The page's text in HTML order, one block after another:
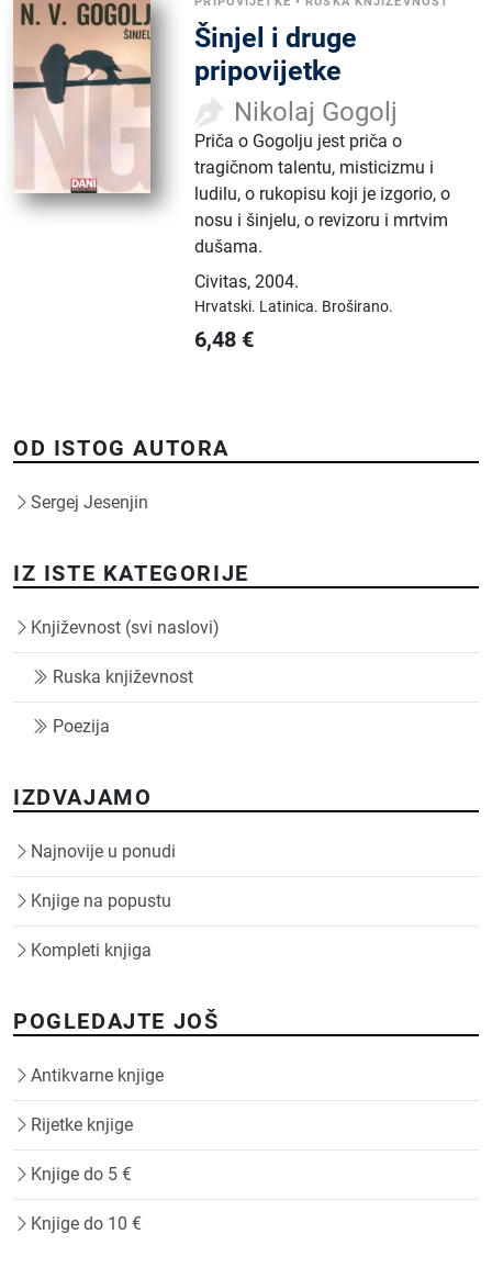
Šinjel i druge
pripovijetke
Nikolaj Gogolj
Priča o Gogolju jest priča o
tragičnom talentu, misticizmu i
ludilu, o rukopisu koji je izgorio, o
nosu i šinjelu, o revizoru i mrtvim
dušama.
Civitas,2004.
Hrvatski. Latinica. Broširano.
6,48 €
OD ISTOG AUTORA
Sergej Jesenjin
IZ ISTE KATEGORIJE
Književnost (svi naslovi)
Ruska književnost
Poezija
IZDVAJAMO
Najnovije u ponudi
Knjige na popustu
Kompleti knjiga
POGLEDAJTE JOŠ
Antikvarne knjige
Rijetke knjige
Knjige do 5 €
Knjige do 10 €